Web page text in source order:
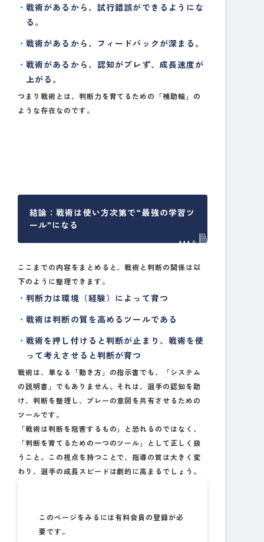
戦術があるから、試行錯誤ができるようにな
る。
戦術があるから、フィードバックが深まる。
戦術があるから、認知がブレず、成長速度が
上がる。
つまり戦術とは、判断力を育てるための「補助輪」の
ような存在なのです。
結論：戦術は使い方次第で“最強の学習ツ
ール”になる
ここまでの内容をまとめると、戦術と判断の関係は以
下のように整理できます。
判断力は環境（経験）によって育つ
戦術は判断の質を高めるツールである
戦術を押し付けると判断が止まり、戦術を使
って考えさせると判断が育つ
戦術は、単なる「動き方」の指示書でも、「システム
の説明書」でもありません。それは、選手の認知を助
け、判断を整理し、プレーの意図を共有させるための
ツールです。
「戦術は判断を阻害するもの」と恐れるのではなく、
「判断を育てるための一つのツール」として正しく扱
うこと。この視点を持つことで、指導の質は大きく変
わり、選手の成長スピードは劇的に高まるでしょう。
このページをみるには有料会員の登録が必
要です。